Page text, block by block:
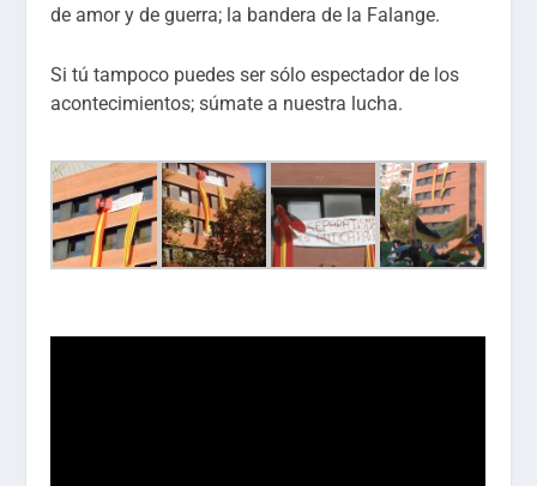
de amor y de guerra; la bandera de la Falange.
Si tú tampoco puedes ser sólo espectador de los
acontecimientos; súmate a nuestra lucha.